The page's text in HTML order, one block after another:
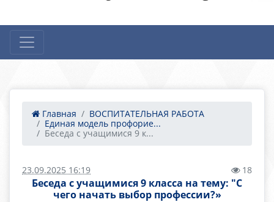
Главная
ВОСПИТАТЕЛЬНАЯ РАБОТА
Единая модель профорие...
Беседа с учащимися 9 к...
23.09.2025 16:19 18
Беседа с учащимися 9 класса на тему: "С
чего начать выбор профессии?»